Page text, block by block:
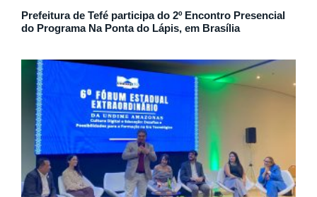
Prefeitura de Tefé participa do 2º Encontro Presencial
do Programa Na Ponta do Lápis, em Brasília